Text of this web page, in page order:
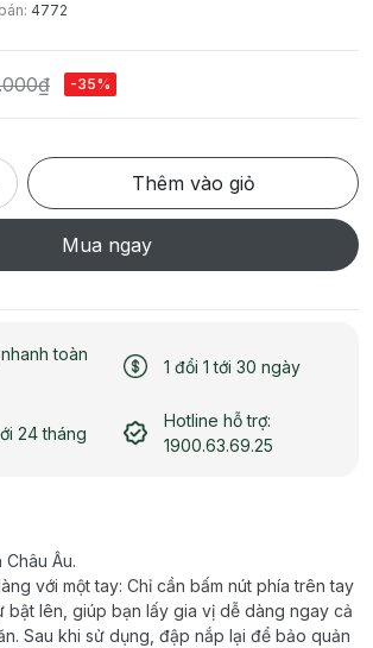
4772
-35%
Thêm vào giỏ
Mua ngay
toàn
1 đổi 1 tới 30 ngày
24 tháng
Hotline hỗ trợ:
1900.63.69.25
Âu.
với một tay: Chỉ cần bấm nút phía trên tay
bật lên, giúp bạn lấy gia vị dễ dàng ngay cả
Sau khi sử dụng, đập nắp lại để bảo quản